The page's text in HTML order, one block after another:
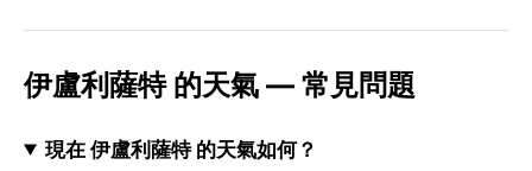
伊盧利薩特 的天氣 — 常見問題
現在 伊盧利薩特 的天氣如何？